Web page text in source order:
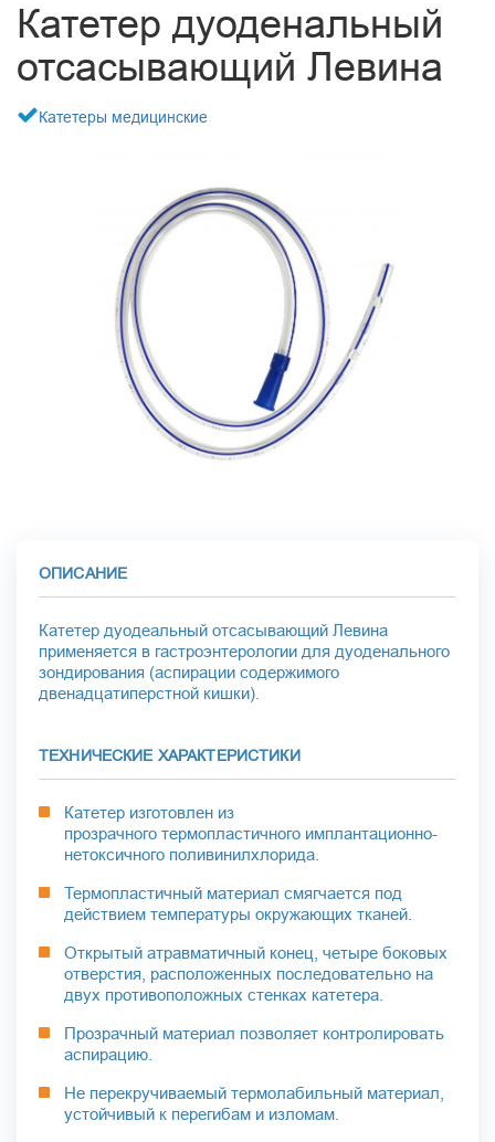
КАРДИОХИРУРГИЯ
ЛАБОРАТОРНАЯ ДИАГНОСТИКА
РЕСПИРАТОРНАЯ ПОДДЕРЖКА
МАЛОИНВАЗИВНАЯ ХИРУРГИЯ
ДИАГНОСТИКА ЗАБОЛЕВАНИЙ ЖКТ
ПРОЧИЕ ТЕСТЫ
Катетер дуоденальный
отсасывающий Левина
Катетеры медицинские
ОПИСАНИЕ
Катетер дуодеальный отсасывающий Левина
применяется в гастроэнтерологии для дуоденального
зондирования (аспирации содержимого
двенадцатиперстной кишки).
ТЕХНИЧЕСКИЕ ХАРАКТЕРИСТИКИ
Катетер изготовлен из
прозрачного термопластичного имплантационно-
нетоксичного поливинилхлорида.
Термопластичный материал смягчается под
действием температуры окружающих тканей.
Открытый атравматичный конец, четыре боковых
отверстия, расположенных последовательно на
двух противоположных стенках катетера.
Прозрачный материал позволяет контролировать
аспирацию.
Не перекручиваемый термолабильный материал,
устойчивый к перегибам и изломам.